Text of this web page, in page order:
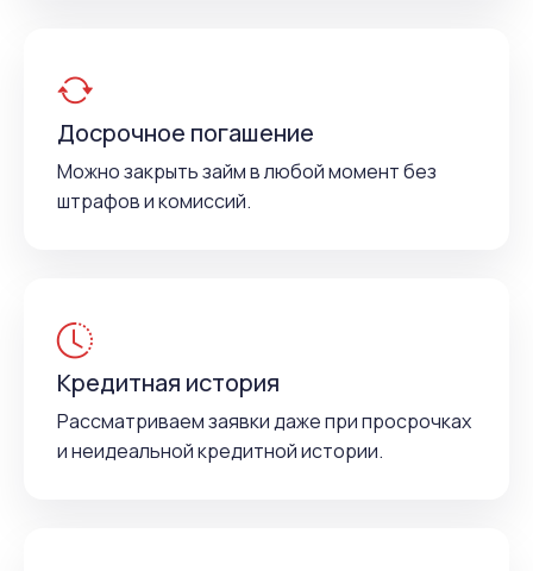
Досрочное погашение
Можно закрыть займ в любой момент без
штрафов и комиссий.
Кредитная история
Рассматриваем заявки даже при просрочках
и неидеальной кредитной истории.